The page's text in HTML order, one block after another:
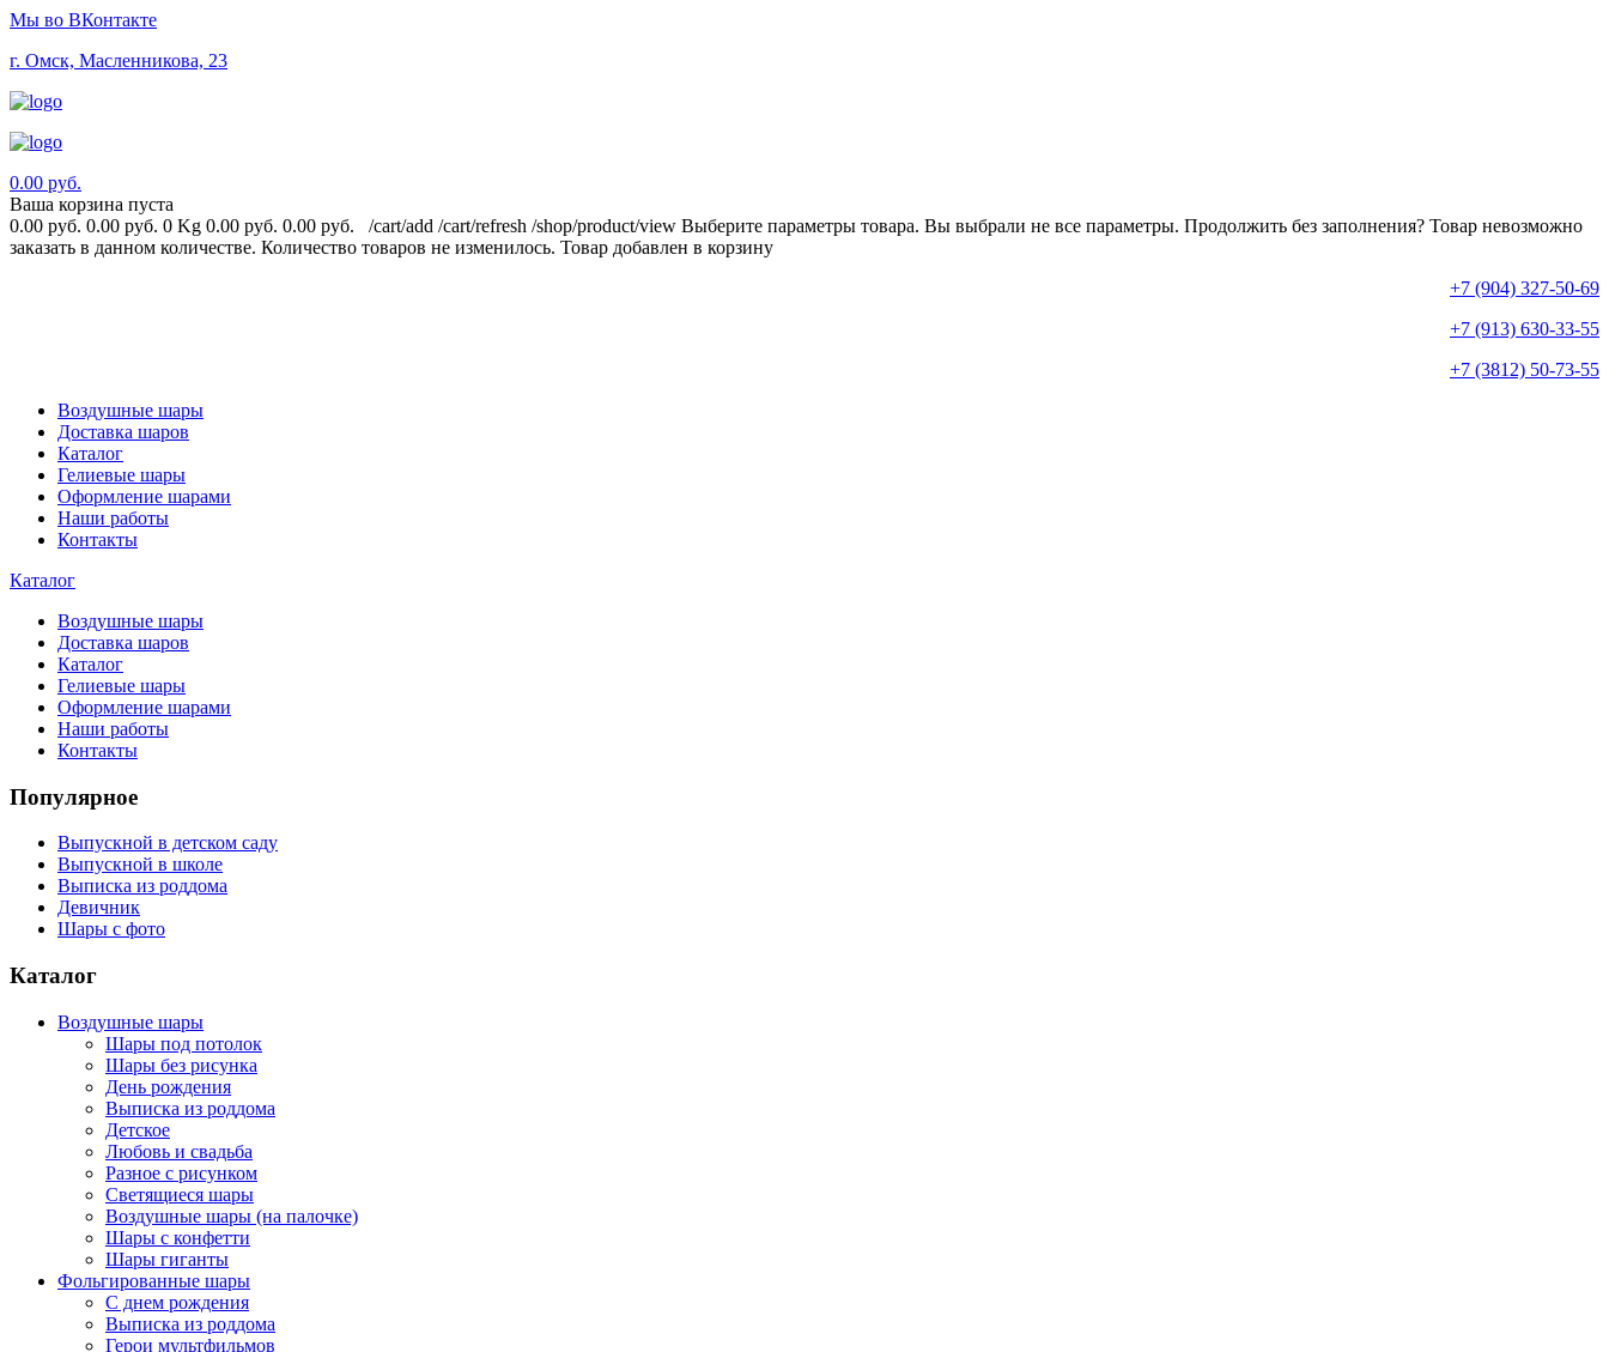
Мы во ВКонтакте
г. Омск, Масленникова, 23
0.00 руб.
Ваша корзина пуста
0.00 руб. 0.00 руб. 0 Kg 0.00 руб. 0.00 руб. /cart/add /cart/refresh /shop/product/view Выберите параметры товара. Вы выбрали не все параметры. Продолжить без заполнения? Товар невозможно
заказать в данном количестве. Количество товаров не изменилось. Товар добавлен в корзину
+7 (904) 327-50-69
+7 (913) 630-33-55
+7 (3812) 50-73-55
Воздушные шары
Доставка шаров
Каталог
Гелиевые шары
Оформление шарами
Наши работы
Контакты
Каталог
Воздушные шары
Доставка шаров
Каталог
Гелиевые шары
Оформление шарами
Наши работы
Контакты
Популярное
Выпускной в детском саду
Выпускной в школе
Выписка из роддома
Девичник
Шары с фото
Каталог
Воздушные шары
Шары под потолок
Шары без рисунка
День рождения
Выписка из роддома
Детское
Любовь и свадьба
Разное с рисунком
Светящиеся шары
Воздушные шары (на палочке)
Шары с конфетти
Шары гиганты
Фольгированные шары
С днем рождения
Выписка из роддома
Герои мультфильмов